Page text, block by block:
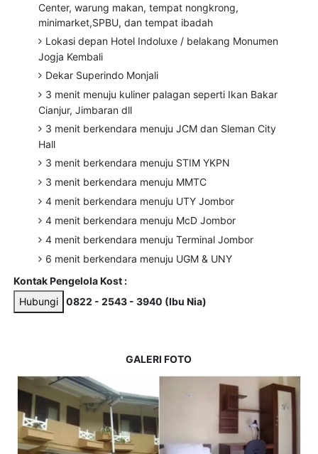
Center, warung makan, tempat nongkrong,
minimarket,SPBU, dan tempat ibadah
Lokasi depan Hotel Indoluxe / belakang Monumen
Jogja Kembali
Dekar Superindo Monjali
3 menit menuju kuliner palagan seperti Ikan Bakar
Cianjur, Jimbaran dll
3 menit berkendara menuju JCM dan Sleman City
Hall
3 menit berkendara menuju STIM YKPN
3 menit berkendara menuju MMTC
4 menit berkendara menuju UTY Jombor
4 menit berkendara menuju McD Jombor
4 menit berkendara menuju Terminal Jombor
6 menit berkendara menuju UGM & UNY
Kontak Pengelola Kost :
Hubungi
0822 - 2543 - 3940 (Ibu Nia)
GALERI FOTO